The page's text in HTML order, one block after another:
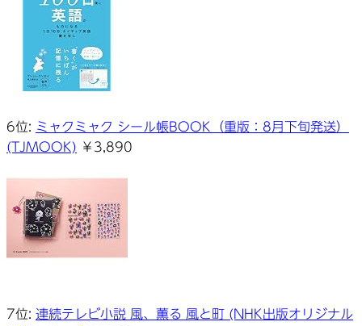
6位: ミャクミャク シール帳BOOK（重版：8月下旬発送）
(TJMOOK) ￥3,890
7位: 連続テレビ小説 風、薫る 風と町 (NHK出版オリジナル